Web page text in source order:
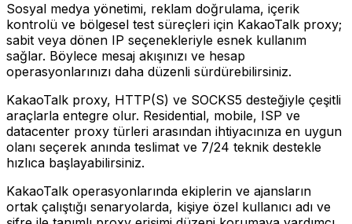
Sosyal medya yönetimi, reklam doğrulama, içerik
kontrolü ve bölgesel test süreçleri için KakaoTalk proxy;
sabit veya dönen IP seçenekleriyle esnek kullanım
sağlar. Böylece mesaj akışınızı ve hesap
operasyonlarınızı daha düzenli sürdürebilirsiniz.
KakaoTalk proxy, HTTP(S) ve SOCKS5 desteğiyle çeşitli
araçlarla entegre olur. Residential, mobile, ISP ve
datacenter proxy türleri arasından ihtiyacınıza en uygun
olanı seçerek anında teslimat ve 7/24 teknik destekle
hızlıca başlayabilirsiniz.
KakaoTalk operasyonlarında ekiplerin ve ajansların
ortak çalıştığı senaryolarda, kişiye özel kullanıcı adı ve